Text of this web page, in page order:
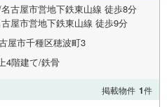
古屋市営地下鉄東山線 徒歩8分
屋市営地下鉄東山線 徒歩9分
屋市千種区穂波町3
4階建て/鉄骨
掲載物件 1件